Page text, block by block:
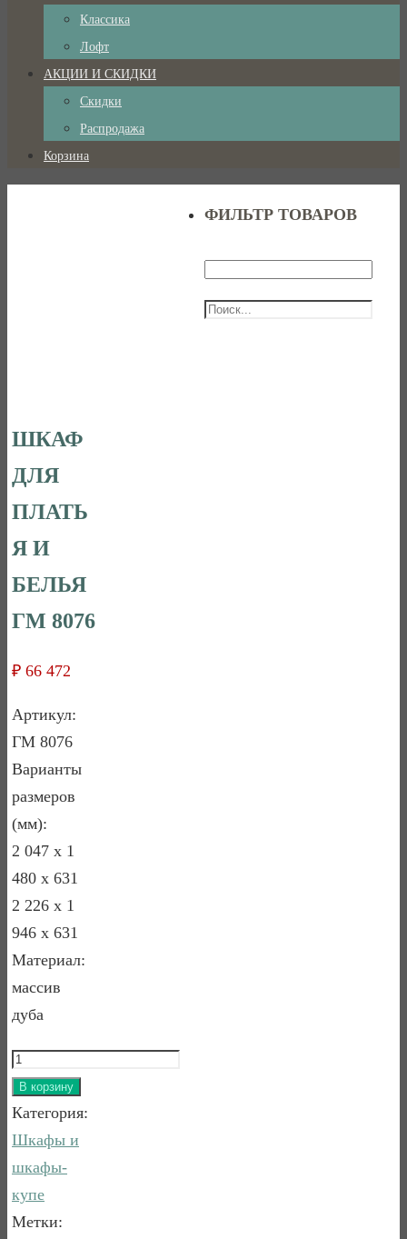
Классика
Лофт
АКЦИИ И СКИДКИ
Скидки
Распродажа
Корзина
ШКАФ
ДЛЯ
ПЛАТЬ
Я И
БЕЛЬЯ
ГМ 8076
₽ 66 472
Артикул:
ГМ 8076
Вариaнты
paзмеров
(мм):
2 047 х 1
480 х 631
2 226 х 1
946 х 631
Мaтеpиал:
маccив
дуба
Количество
товара
ШКАФ
ДЛЯ
ПЛАТЬЯ
И
БЕЛЬЯ
В корзину
Категория:
Шкафы и
шкафы-
купе
Метки:
ФИЛЬТР ТОВАРОВ